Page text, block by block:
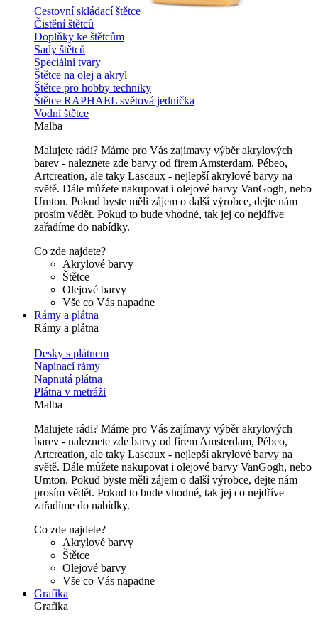
Cestovní skládací štětce
Čistění štětců
Doplňky ke štětcům
Sady štětců
Speciální tvary
Štětce na olej a akryl
Štětce pro hobby techniky
Štětce RAPHAEL světová jednička
Vodní štětce
Malba
Malujete rádi? Máme pro Vás zajímavy výběr akrylových
barev - naleznete zde barvy od firem Amsterdam, Pébeo,
Artcreation, ale taky Lascaux - nejlepší akrylové barvy na
světě. Dále můžete nakupovat i olejové barvy VanGogh, nebo
Umton. Pokud byste měli zájem o další výrobce, dejte nám
prosím vědět. Pokud to bude vhodné, tak jej co nejdříve
zařadíme do nabídky.
Co zde najdete?
Akrylové barvy
Štětce
Olejové barvy
Vše co Vás napadne
Rámy a plátna
Rámy a plátna
Desky s plátnem
Napínací rámy
Napnutá plátna
Plátna v metráži
Malba
Malujete rádi? Máme pro Vás zajímavy výběr akrylových
barev - naleznete zde barvy od firem Amsterdam, Pébeo,
Artcreation, ale taky Lascaux - nejlepší akrylové barvy na
světě. Dále můžete nakupovat i olejové barvy VanGogh, nebo
Umton. Pokud byste měli zájem o další výrobce, dejte nám
prosím vědět. Pokud to bude vhodné, tak jej co nejdříve
zařadíme do nabídky.
Co zde najdete?
Akrylové barvy
Štětce
Olejové barvy
Vše co Vás napadne
Grafika
Grafika